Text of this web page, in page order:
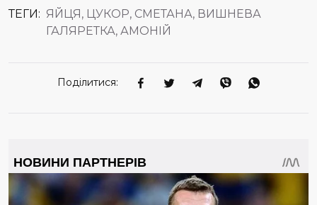
ТЕГИ: ЯЙЦЯ, ЦУКОР, СМЕТАНА, ВИШНЕВА
ГАЛЯРЕТКА, АМОНІЙ
Поділитися: